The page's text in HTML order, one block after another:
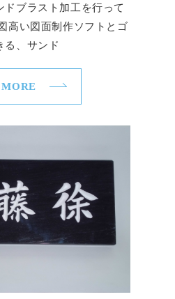
ドブラスト加工を行って
高い図面制作ソフトとゴ
る、サンド
MORE